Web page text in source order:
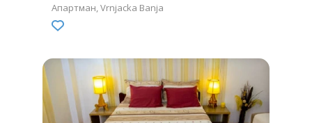
Апартман Vrnjacka Banja